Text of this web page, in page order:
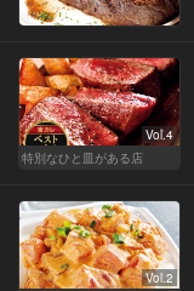
Vol.4
特別なひと皿がある店
Vol.2